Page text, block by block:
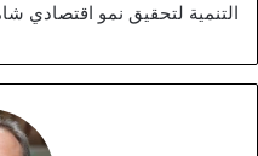
التنمية لتحقيق نمو اقتصادي